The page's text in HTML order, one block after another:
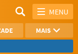
MENU
MAIS